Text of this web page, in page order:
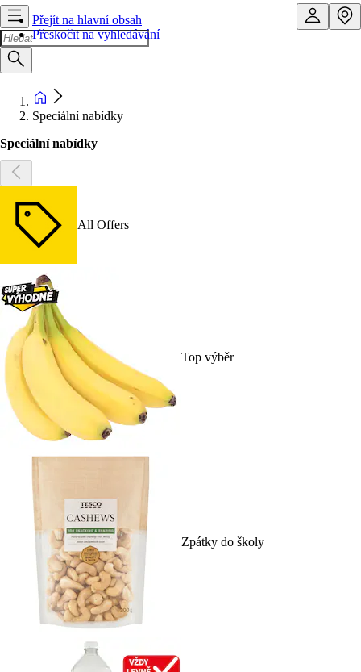
Přejít na hlavní obsah
Přeskočit na vyhledávání
Speciální nabídky
Speciální nabídky
All Offers
Top výběr
Zpátky do školy